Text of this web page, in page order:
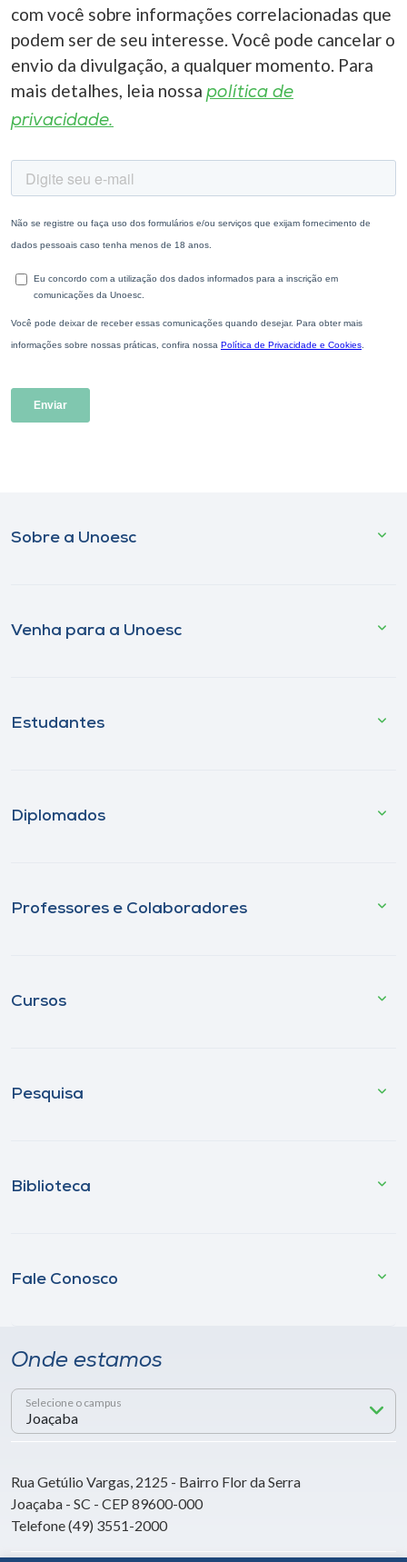
com você sobre informações correlacionadas que
podem ser de seu interesse. Você pode cancelar o
envio da divulgação, a qualquer momento. Para
mais detalhes, leia nossa política de
privacidade.
Sobre a Unoesc
Venha para a Unoesc
Estudantes
Diplomados
Professores e Colaboradores
Cursos
Pesquisa
Biblioteca
Fale Conosco
Onde estamos
Selecione o campus
Rua Getúlio Vargas, 2125 - Bairro Flor da Serra
Joaçaba - SC - CEP 89600-000
Telefone (49) 3551-2000